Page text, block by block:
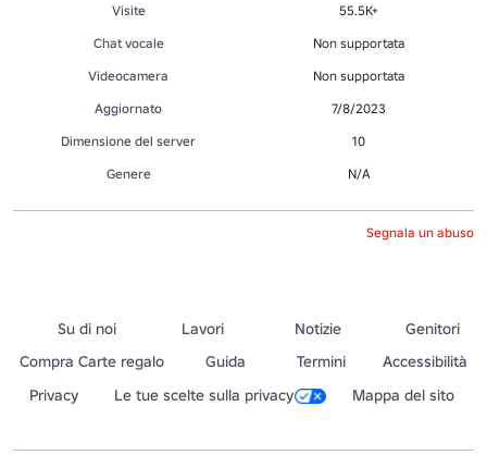
Visite
55.5K+
Chat vocale
Non supportata
Videocamera
Non supportata
Aggiornato
7/8/2023
Dimensione del server
10
Genere
N/A
Segnala un abuso
Su di noi Lavori Notizie
Genitori
Compra Carte regalo
Guida Termini
Accessibilità
Privacy
Le tue scelte sulla privacy Mappa del sito